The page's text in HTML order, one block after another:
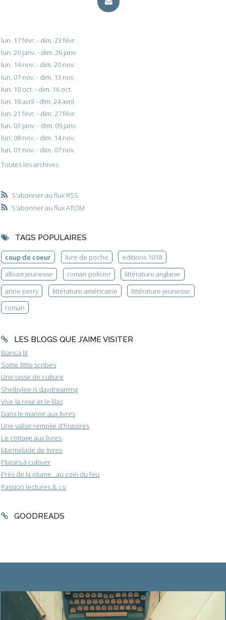
lun. 17 févr. - dim. 23 févr.
lun. 20 janv. - dim. 26 janv.
lun. 14 nov. - dim. 20 nov.
lun. 07 nov. - dim. 13 nov.
lun. 10 oct. - dim. 16 oct.
lun. 18 avril - dim. 24 avril
lun. 21 févr. - dim. 27 févr.
lun. 03 janv. - dim. 09 janv.
lun. 08 nov. - dim. 14 nov.
lun. 01 nov. - dim. 07 nov.
Toutes les archives
S'abonner au flux RSS
S'abonner au flux ATOM
TAGS POPULAIRES
coup de coeur livre de poche
editions 1018
album jeunesse
roman policier
littérature anglaise
anne perry
littérature américaine
littérature jeunesse
roman
LES BLOGS QUE J'AIME VISITER
Bianca lit
Some little scribes
Une tasse de culture
Shelbylee is daydreaming
Vive la rose et le lilas
Dans le manoir aux livres
Une valise remplie d'histoires
Le cottage aux livres
Marmelade de livres
Plaisirs à cultiver
Près de la plume...au coin du feu
Passion lectures & co
GOODREADS